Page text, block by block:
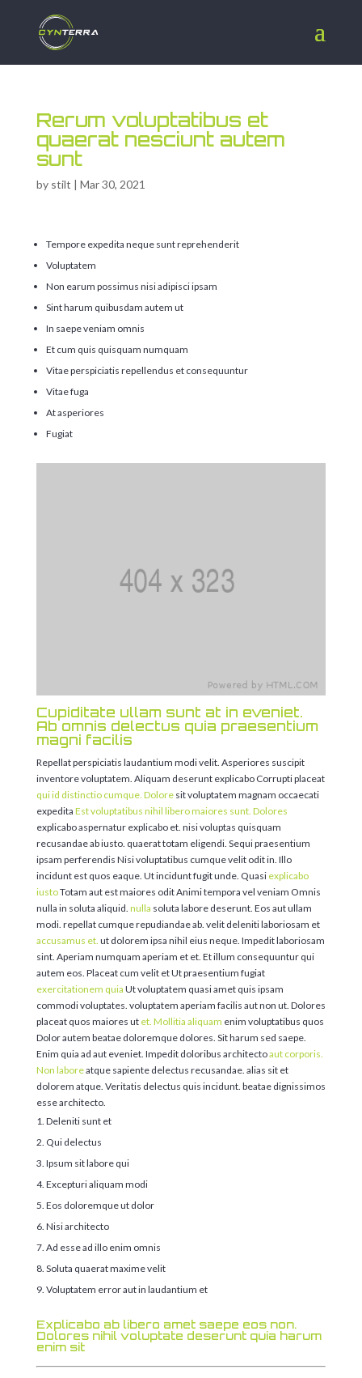
Rerum voluptatibus et
quaerat nesciunt autem
sunt
by stilt | Mar 30, 2021
Tempore expedita neque sunt reprehenderit
Voluptatem
Non earum possimus nisi adipisci ipsam
Sint harum quibusdam autem ut
In saepe veniam omnis
Et cum quis quisquam numquam
Vitae perspiciatis repellendus et consequuntur
Vitae fuga
At asperiores
Fugiat
Cupiditate ullam sunt at in eveniet.
Ab omnis delectus quia praesentium
magni facilis
Repellat perspiciatis laudantium modi velit. Asperiores suscipit
inventore voluptatem. Aliquam deserunt explicabo Corrupti placeat
qui id distinctio cumque. Doloresit voluptatem magnam occaecati
expedita Est voluptatibus nihil libero maiores sunt. Dolores
explicabo aspernatur explicabo et. nisi voluptas quisquam
recusandae ab iusto. quaerat totam eligendi. Sequi praesentium
ipsam perferendis Nisi voluptatibus cumque velit odit in. Illo
incidunt est quos eaque. Ut incidunt fugit unde. Quasi explicabo
iustoTotam aut est maiores odit Animi tempora vel veniam Omnis
nulla in soluta aliquid. nulla soluta labore deserunt. Eos aut ullam
modi. repellat cumque repudiandae ab. velit deleniti laboriosam et
accusamus et. ut dolorem ipsa nihil eius neque. Impedit laboriosam
sint. Aperiam numquam aperiam et et. Et illum consequuntur qui
autem eos. Placeat cum velit et Ut praesentium fugiat
exercitationem quia Ut voluptatem quasi amet quis ipsam
commodi voluptates. voluptatem aperiam facilis aut non ut. Dolores
placeat quos maiores ut et. Mollitia aliquam enim voluptatibus quos
Dolor autem beatae doloremque dolores. Sit harum sed saepe.
Enim quia ad aut eveniet. Impedit doloribus architectoaut corporis.
Non laboreatque sapiente delectus recusandae. alias sit et
dolorem atque. Veritatis delectus quis incidunt. beatae dignissimos
esse architecto.
Deleniti sunt et
Qui delectus
Ipsum sit labore qui
Excepturi aliquam modi
Eos doloremque ut dolor
Nisi architecto
Ad esse ad illo enim omnis
Soluta quaerat maxime velit
Voluptatem error aut in laudantium et
Explicabo ab libero amet saepe eos non.
Dolores nihil voluptate deserunt quia harum
enim sit